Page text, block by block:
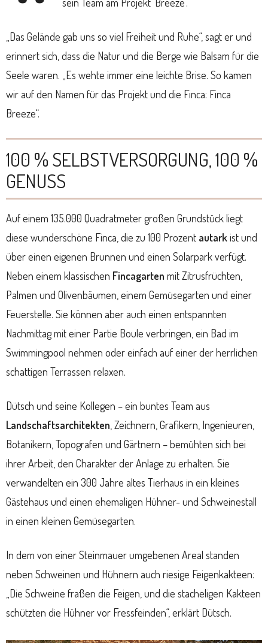
„Das Gelände gab uns so viel Freiheit und Ruhe“, sagt er und
erinnert sich, dass die Natur und die Berge wie Balsam für die
Seele waren. „Es wehte immer eine leichte Brise. So kamen
wir auf den Namen für das Projekt und die Finca: Finca
Breeze“.
100 % SELBSTVERSORGUNG, 100 %
GENUSS
Auf einem 135.000 Quadratmeter großen Grundstück liegt
diese wunderschöne Finca, die zu 100 Prozent autarkist und
über einen eigenen Brunnen und einen Solarpark verfügt.
Neben einem klassischen Fincagarten mit Zitrusfrüchten,
Palmen und Olivenbäumen, einem Gemüsegarten und einer
Feuerstelle. Sie können aber auch einen entspannten
Nachmittag mit einer Partie Boule verbringen, ein Bad im
Swimmingpool nehmen oder einfach auf einer der herrlichen
schattigen Terrassen relaxen.
Dütsch und seine Kollegen – ein buntes Team aus
Landschaftsarchitekten , Zeichnern, Grafikern, Ingenieuren,
Botanikern, Topografen und Gärtnern – bemühten sich bei
ihrer Arbeit, den Charakter der Anlage zu erhalten. Sie
verwandelten ein 300 Jahre altes Tierhaus in ein kleines
Gästehaus und einen ehemaligen Hühner- und Schweinestall
in einen kleinen Gemüsegarten.
In dem von einer Steinmauer umgebenen Areal standen
neben Schweinen und Hühnern auch riesige Feigenkakteen:
„Die Schweine fraßen die Feigen, und die stacheligen Kakteen
schützten die Hühner vor Fressfeinden“, erklärt Dütsch.